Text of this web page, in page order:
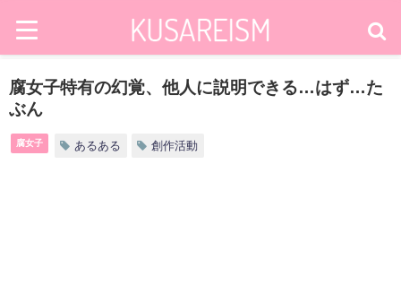
腐女子特有の幻覚、他人に説明できる…はず…た
ぶん
腐女子 あるある 創作活動